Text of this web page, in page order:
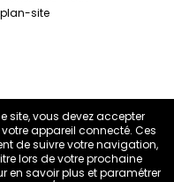
plan-site
site, vous devez accepter
appareil connecté. Ces
de suivre votre navigation,
lors de votre prochaine
en savoir plus et paramétrer